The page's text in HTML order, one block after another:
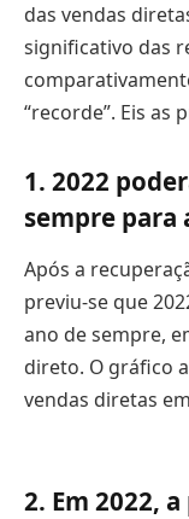
das vendas
significativo das
“recorde”. Eis as
1. 2022
sempre para
Após a
previu-se que
ano de sempre,
direto. O gráfico
vendas diretas
2. Em 2022,